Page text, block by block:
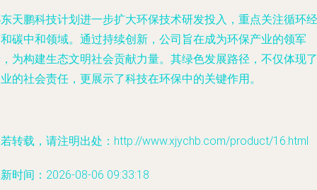
天鹏科技计划进一步扩大环保技术研发投入，重点关注循环经
碳中和领域。通过持续创新，公司旨在成为环保产业的领军
为构建生态文明社会贡献力量。其绿色发展路径，不仅体现了
的社会责任，更展示了科技在环保中的关键作用。
转载，请注明出处：http://www.xjychb.com/product/16.html
时间：2026-08-06 09:33:18